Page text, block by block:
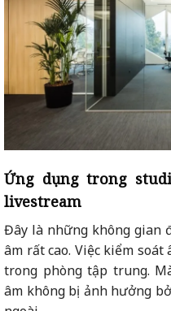
Ứng dụng trong
livestream
Đây là những không gian
âm rất cao. Việc kiểm
trong phòng tập trung.
âm không bị ảnh hưởng